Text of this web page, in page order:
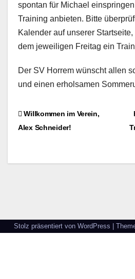
spontan für Michael
Training anbieten. Bitte
Kalender auf unserer
dem jeweiligen Freitag ein
Der SV Horrem wünscht allen
und einen erholsamen
Willkommen im Verein,
Alex Schneider!
Stolz präsentiert von WordPress